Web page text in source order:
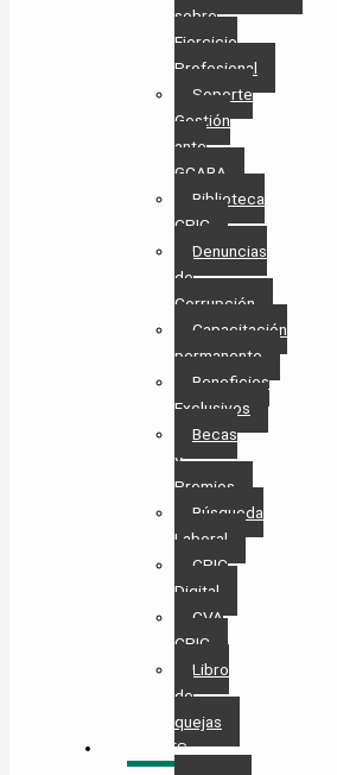
sobre
Ejercicio
Profesional
Soporte
Gestión
ante
GCABA
Biblioteca
CPIC
Denuncias
de
Corrupción
Capacitación
permanente
Beneficios
Exclusivos
Becas
y
Premios
Búsqueda
Laboral​
CPIC
Digital
CVA
CPIC
Libro
de
quejas
TRÁMITES